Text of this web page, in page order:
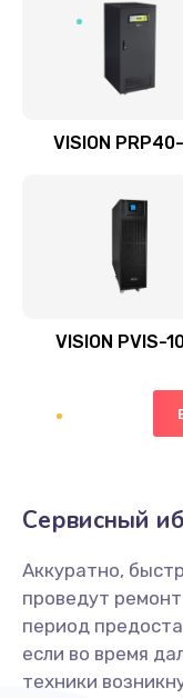
VISION
VISION PVIS-
Сервисный
Аккуратно,
проведут
период
если во время
техники